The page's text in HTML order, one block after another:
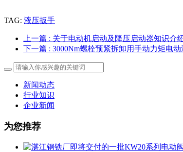
TAG: 液压扳手
上一篇 : 关于电动机启动及降压启动器知识介
下一篇 : 3000Nm螺栓预紧拆卸用手动力矩电
新闻动态
行业知识
企业新闻
为您推荐